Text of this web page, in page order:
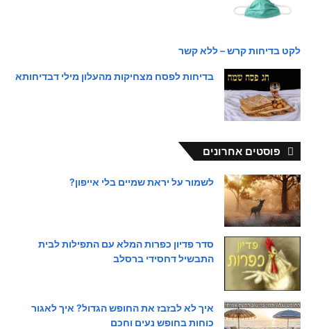
לקט בדיחות קרש – ללא קשר
בדיחות לפסח מצחיקות מהעלון מילי דבדיחותא
פוסטים אחרונים
לשמור על יראת שמיים בלי אייפון?
סדר פדיון כפרות המלא עם התפילות לבית
התבשיל דחסידי ברסלב
איך לא לבזבז את החופש הגדול? איך לאגור
כוחות בחופש נעים וחכם